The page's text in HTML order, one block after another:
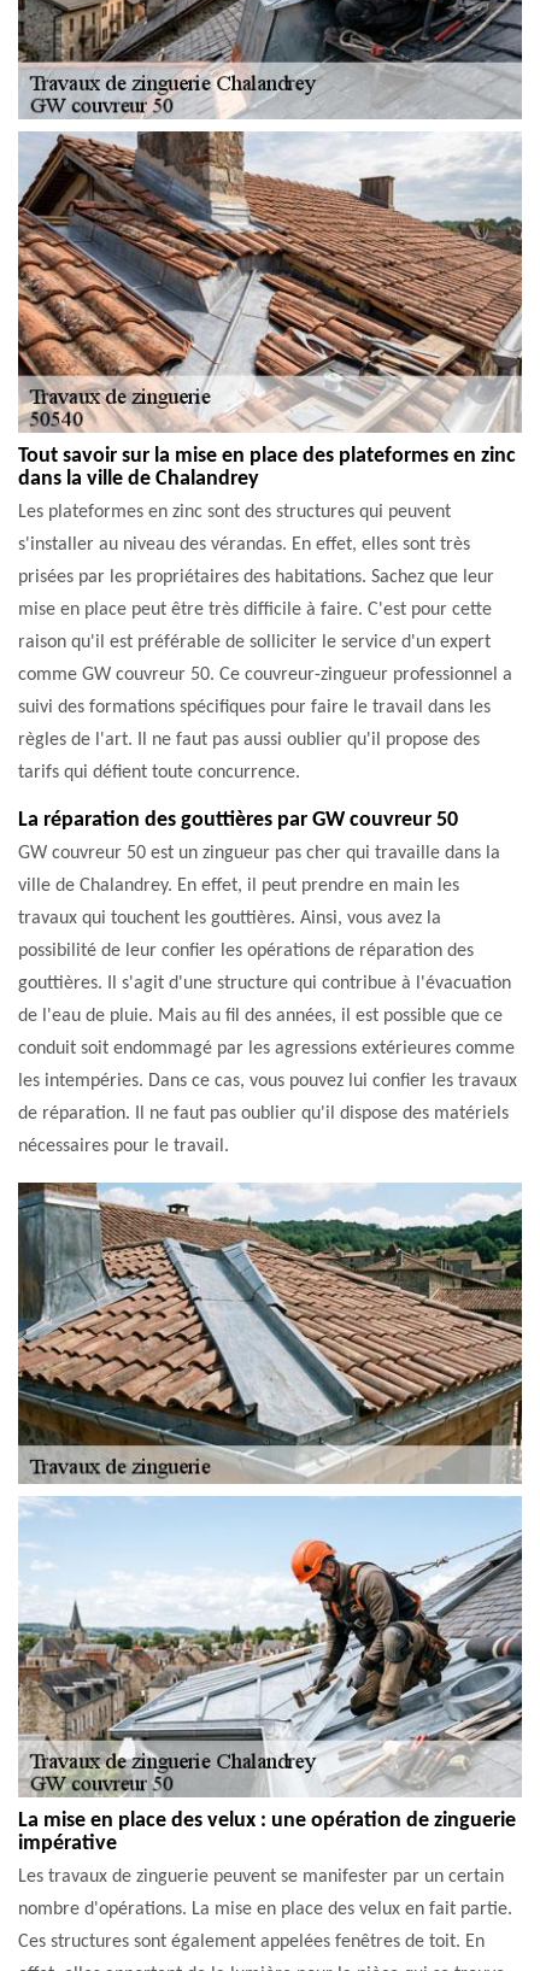
Tout savoir sur la mise en place des plateformes en zinc
dans la ville de Chalandrey
Les plateformes en zinc sont des structures qui peuvent
s'installer au niveau des vérandas. En effet, elles sont très
prisées par les propriétaires des habitations. Sachez que leur
mise en place peut être très difficile à faire. C'est pour cette
raison qu'il est préférable de solliciter le service d'un expert
comme GW couvreur 50. Ce couvreur-zingueur professionnel a
suivi des formations spécifiques pour faire le travail dans les
règles de l'art. Il ne faut pas aussi oublier qu'il propose des
tarifs qui défient toute concurrence.
La réparation des gouttières par GW couvreur 50
GW couvreur 50 est un zingueur pas cher qui travaille dans la
ville de Chalandrey. En effet, il peut prendre en main les
travaux qui touchent les gouttières. Ainsi, vous avez la
possibilité de leur confier les opérations de réparation des
gouttières. Il s'agit d'une structure qui contribue à l'évacuation
de l'eau de pluie. Mais au fil des années, il est possible que ce
conduit soit endommagé par les agressions extérieures comme
les intempéries. Dans ce cas, vous pouvez lui confier les travaux
de réparation. Il ne faut pas oublier qu'il dispose des matériels
nécessaires pour le travail.
La mise en place des velux : une opération de zinguerie
impérative
Les travaux de zinguerie peuvent se manifester par un certain
nombre d'opérations. La mise en place des velux en fait partie.
Ces structures sont également appelées fenêtres de toit. En